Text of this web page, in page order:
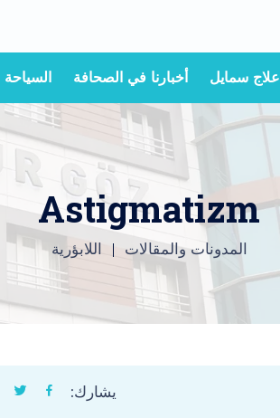
علاج سمايل أخبارنا في الصحافة
Astigmatizm
المدونات والمقالات اللابؤرية
يشارك: